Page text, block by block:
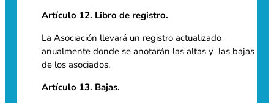
Artículo 12. Libro de registro.
La Asociación llevará un registro actualizado
anualmente donde se anotarán las altas y las bajas
de los asociados.
Artículo 13. Bajas.